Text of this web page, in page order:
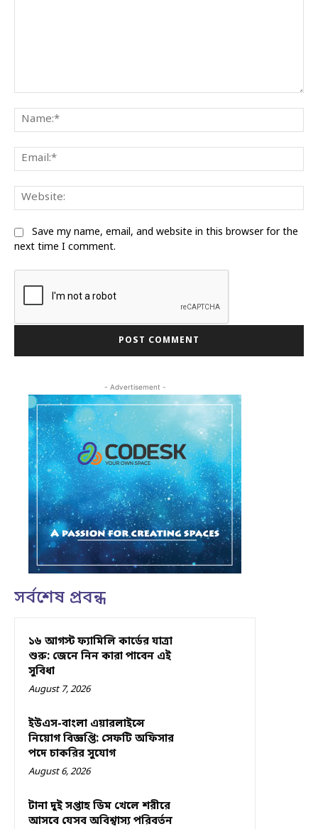
Save my name, email, and website in this browser for the
next time I comment.
- Advertisement -
সর্বশেষ প্রবন্ধ
১৬ আগস্ট ফ্যামিলি কার্ডের যাত্রা
শুরু: জেনে নিন কারা পাবেন এই
সুবিধা
August 7, 2026
ইউএস-বাংলা এয়ারলাইন্সে
নিয়োগ বিজ্ঞপ্তি: সেফটি অফিসার
পদে চাকরির সুযোগ
August 6, 2026
টানা দুই সপ্তাহ ডিম খেলে শরীরে
আসবে যেসব অবিশ্বাস্য পরিবর্তন